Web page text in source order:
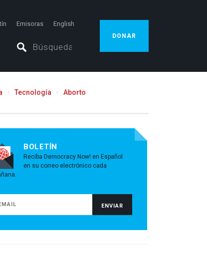
Emisoras English
DONAR
Tecnología Aborto
BOLETÍN
Reciba Democracy Now! en Español
en su correo electrónico cada